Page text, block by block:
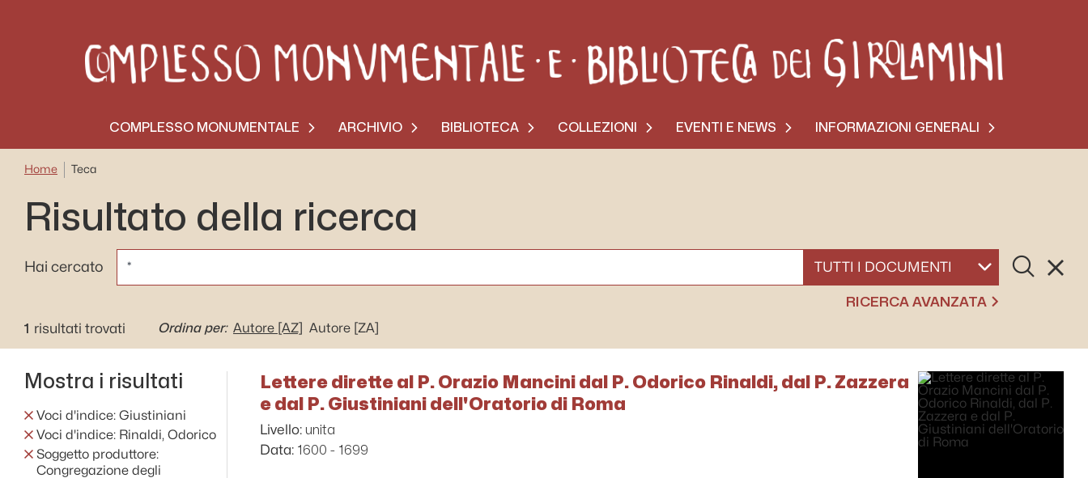
COMPLESSO MONUMENTALE ARCHIVIO BIBLIOTECA COLLEZIONI EVENTI E NEWS INFORMAZIONI GENERALI
Home Teca
Risultato della ricerca
Hai cercato
SELEZIONA UN DOCUMENTO
Cerca
RICERCA AVANZATA
1 risultati trovati Ordina per: Autore [AZ] Autore [ZA]
Mostra i risultati
Voci d'indice: Giustiniani
Voci d'indice: Rinaldi, Odorico
Soggetto produttore:
Congregazione degli
Lettere dirette al P. Orazio Mancini dal P. Odorico Rinaldi, dal P. Zazzera
e dal P. Giustiniani dell'Oratorio di Roma
Livello: unita
Data: 1600 - 1699